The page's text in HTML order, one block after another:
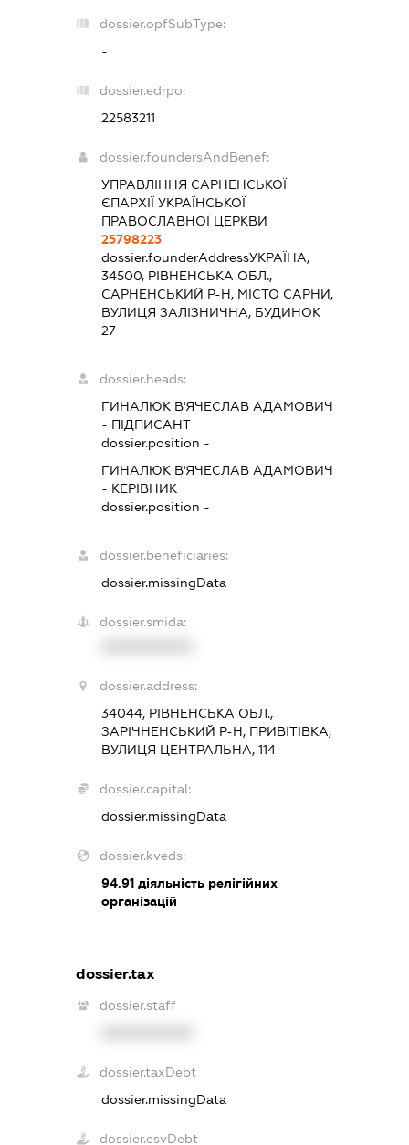
dossier.opfSubType:
-
dossier.edrpo:
22583211
dossier.foundersAndBenef:
УПРАВЛІННЯ САРНЕНСЬКОЇ
ЄПАРХІЇ УКРАЇНСЬКОЇ
ПРАВОСЛАВНОЇ ЦЕРКВИ
25798223
dossier.founderAddressУКРАЇНА,
34500, РІВНЕНСЬКА ОБЛ.,
САРНЕНСЬКИЙ Р-Н, МІСТО САРНИ,
ВУЛИЦЯ ЗАЛІЗНИЧНА, БУДИНОК
27
dossier.heads:
ГИНАЛЮК В'ЯЧЕСЛАВ АДАМОВИЧ
- ПІДПИСАНТ
dossier.position -
ГИНАЛЮК В'ЯЧЕСЛАВ АДАМОВИЧ
- КЕРІВНИК
dossier.position -
dossier.beneficiaries:
dossier.missingData
dossier.smida:
dossier.address:
34044, РІВНЕНСЬКА ОБЛ.,
ЗАРІЧНЕНСЬКИЙ Р-Н, ПРИВІТІВКА,
ВУЛИЦЯ ЦЕНТРАЛЬНА, 114
dossier.capital:
dossier.missingData
dossier.kveds:
94.91діяльність релігійних
організацій
dossier.tax
dossier.staff
dossier.taxDebt
dossier.missingData
dossier.esvDebt